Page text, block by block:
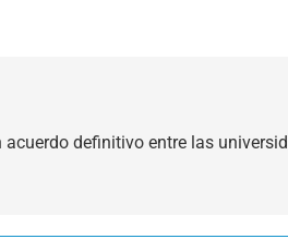
definitivo entre las